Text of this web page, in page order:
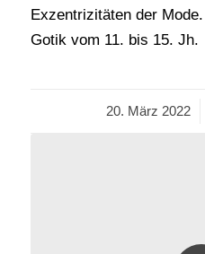
Exzentrizitäten der
Gotik vom 11. bis 15. Jh.
20. März 2022
/